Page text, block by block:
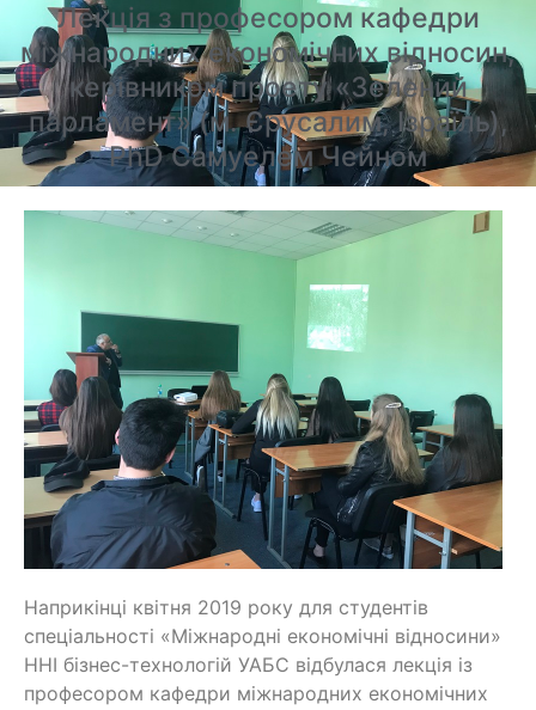
Лекція з професором кафедри
міжнародних економічних відносин,
керівником проету «Зелений
парламент» (м. Єрусалим, Ізраїль),
PhD Самуелем Чейном
Наприкінці квітня 2019 року для студентів
спеціальності «Міжнародні економічні відносини»
ННІ бізнес-технологій УАБС відбулася лекція із
професором кафедри міжнародних економічних